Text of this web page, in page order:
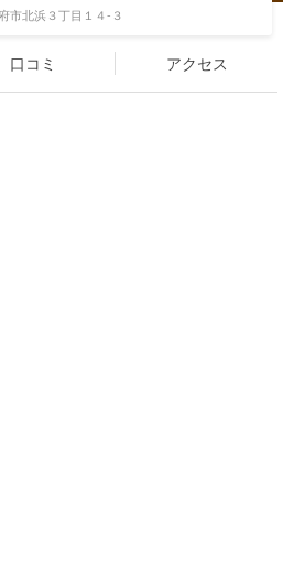
市北浜３丁目１４-３
口コミ アクセス